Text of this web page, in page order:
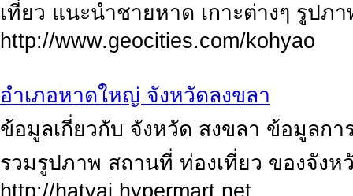
เที่ยว แนะนำชายหาด เกาะต่างๆ รูปภ
http://www.geocities.com/kohyao
อำเภอหาดใหญ่ จังหวัดลงขลา
ข้อมูลเกี่ยวกับ จังหวัด สงขลา ข้อมูลกา
รวมรูปภาพ สถานที่ ท่องเที่ยว ของจังห
http://hatyai.hypermart.net